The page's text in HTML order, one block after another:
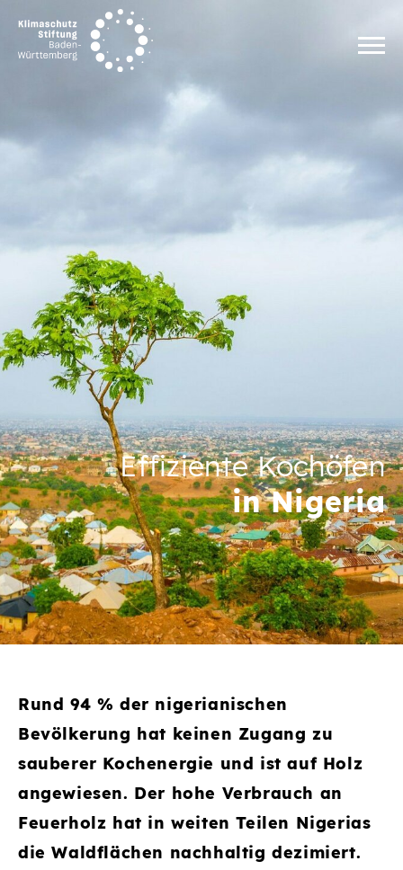
Zum Inhalt springen
Effiziente Kochöfen
in Nigeria
Rund 94 % der nigerianischen
Bevölkerung hat keinen Zugang zu
sauberer Kochenergie und ist auf Holz
angewiesen. Der hohe Verbrauch an
Feuerholz hat in weiten Teilen Nigerias
die Waldflächen nachhaltig dezimiert.